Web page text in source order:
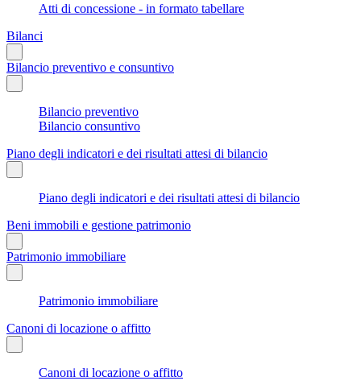
Atti di concessione - in formato tabellare
Bilanci
Bilancio preventivo e consuntivo
Bilancio preventivo
Bilancio consuntivo
Piano degli indicatori e dei risultati attesi di bilancio
Piano degli indicatori e dei risultati attesi di bilancio
Beni immobili e gestione patrimonio
Patrimonio immobiliare
Patrimonio immobiliare
Canoni di locazione o affitto
Canoni di locazione o affitto